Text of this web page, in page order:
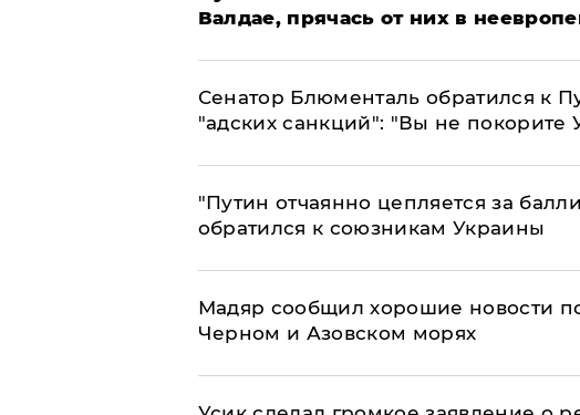
Валдае, прячась от них в
Сенатор Блюменталь обратился к
"адских санкций": "Вы не покорите
"Путин отчаянно цепляется за
обратился к союзникам Украины
Мадяр сообщил хорошие новости
Черном и Азовском морях